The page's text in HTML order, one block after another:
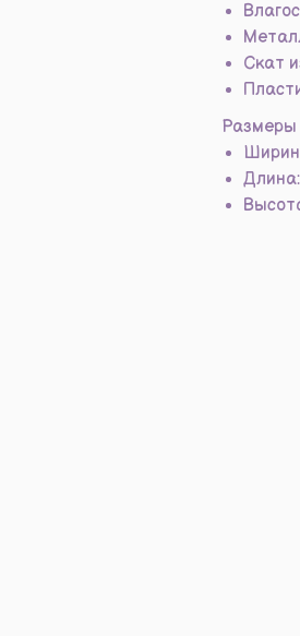
Скат
Размеры